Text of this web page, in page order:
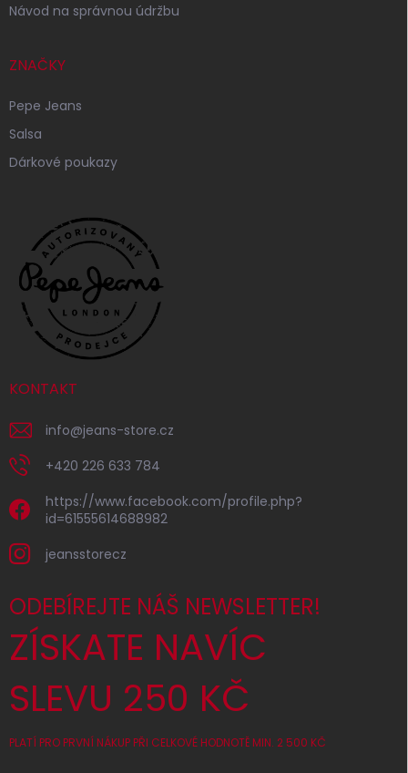
Návod na správnou údržbu
ZNAČKY
Pepe Jeans
Salsa
Dárkové poukazy
KONTAKT
info@jeans-store.cz
+420 226 633 784
https://www.facebook.com/profile.php?
id=61555614688982
jeansstorecz
ODEBÍREJTE NÁŠ NEWSLETTER!
ZÍSKATE NAVÍC
SLEVU 250 KČ
PLATÍ PRO PRVNÍ NÁKUP PŘI CELKOVÉ HODNOTĚ MIN. 2 500 KČ